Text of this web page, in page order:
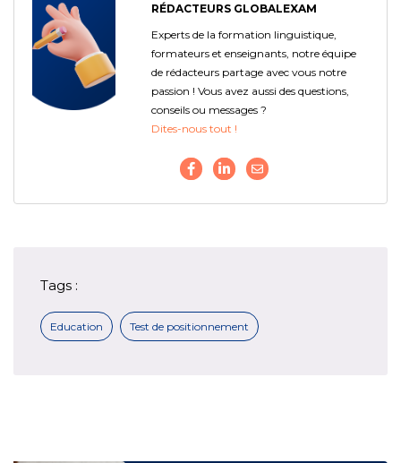
RÉDACTEURS GLOBALEXAM
Experts de la formation linguistique,
formateurs et enseignants, notre équipe
de rédacteurs partage avec vous notre
passion ! Vous avez aussi des questions,
conseils ou messages ?
Dites-nous tout !
Tags :
Education Test de positionnement